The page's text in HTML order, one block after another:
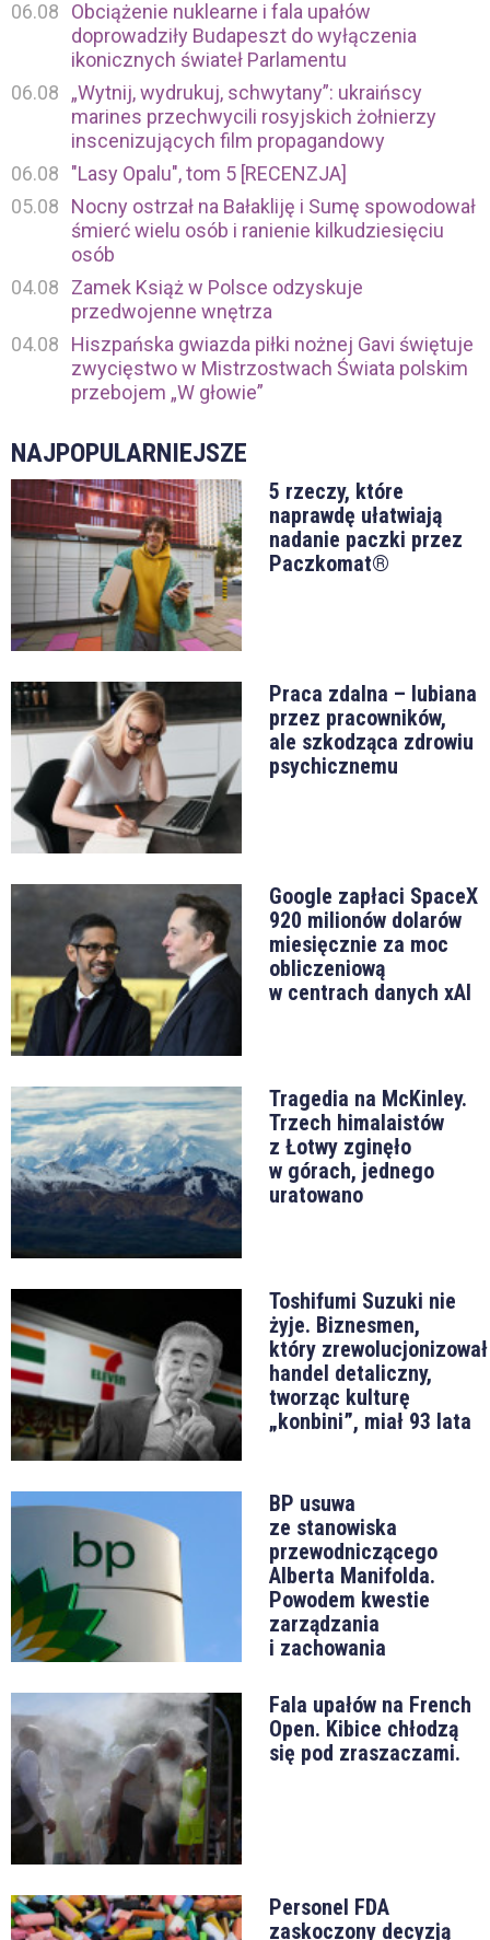
06.08
Obciążenie nuklearne i fala upałów
doprowadziły Budapeszt do wyłączenia
ikonicznych świateł Parlamentu
06.08
„Wytnij, wydrukuj, schwytany”: ukraińscy
marines przechwycili rosyjskich żołnierzy
inscenizujących film propagandowy
06.08
"Lasy Opalu", tom 5 [RECENZJA]
05.08
Nocny ostrzał na Bałakliję i Sumę spowodował
śmierć wielu osób i ranienie kilkudziesięciu
osób
04.08
Zamek Książ w Polsce odzyskuje
przedwojenne wnętrza
04.08
Hiszpańska gwiazda piłki nożnej Gavi świętuje
zwycięstwo w Mistrzostwach Świata polskim
przebojem „W głowie”
NAJPOPULARNIEJSZE
5 rzeczy, które
naprawdę ułatwiają
nadanie paczki przez
Paczkomat®
Praca zdalna – lubiana
przez pracowników,
ale szkodząca zdrowiu
psychicznemu
Google zapłaci SpaceX
920 milionów dolarów
miesięcznie za moc
obliczeniową
w centrach danych xAI
Tragedia na McKinley.
Trzech himalaistów
z Łotwy zginęło
w górach, jednego
uratowano
Toshifumi Suzuki nie
żyje. Biznesmen,
który zrewolucjonizował
handel detaliczny,
tworząc kulturę
„konbini”, miał 93 lata
BP usuwa
ze stanowiska
przewodniczącego
Alberta Manifolda.
Powodem kwestie
zarządzania
i zachowania
Fala upałów na French
Open. Kibice chłodzą
się pod zraszaczami.
Personel FDA
zaskoczony decyzją